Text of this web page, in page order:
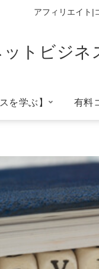
アフィリエイト|
トビジ
を学ぶ】 有料